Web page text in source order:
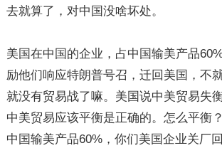
去就算了，对中国没啥坏处。
美国在中国的企业，占中国输美产品
励他们响应特朗普号召，迁回美国，不
就没有贸易战了嘛。美国说中美贸易失
中美贸易应该平衡是正确的。怎么平衡
中国输美产品60%，你们美国企业关厂